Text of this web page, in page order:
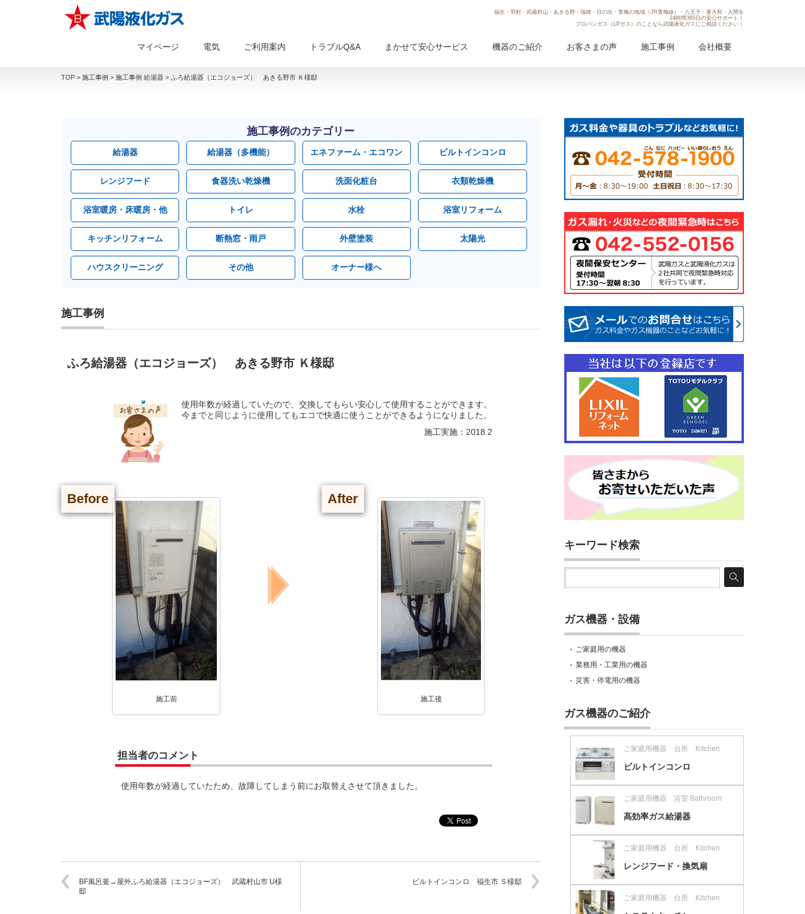
福生・羽村・武蔵村山・あきる野・瑞穂・日の出・青梅の地域（JR青梅線）・八王子・東大和・入間を
24時間365日の安心サポート！
プロパンガス（LPガス）のことなら武陽液化ガスにご相談ください！
マイページ 電気 ご利用案内 トラブルQ&A まかせて安心サービス 機器のご紹介 お客さまの声 施工事例 会社概要
TOP > 施工事例 > 施工事例 給湯器 > ふろ給湯器（エコジョーズ） あきる野市 Ｋ様邸
施工事例のカテゴリー
給湯器 給湯器（多機能） エネファーム・エコワン ビルトインコンロ
レンジフード 食器洗い乾燥機 洗面化粧台 衣類乾燥機
浴室暖房・床暖房・他 トイレ 水栓 浴室リフォーム
キッチンリフォーム 断熱窓・雨戸 外壁塗装 太陽光
ハウスクリーニング その他 オーナー様へ
施工事例
ふろ給湯器（エコジョーズ） あきる野市 Ｋ様邸
使用年数が経過していたので、交換してもらい安心して使用することができます。
今までと同じように使用してもエコで快適に使うことができるようになりました。
施工実施：2018.2
Before
施工前
After
施工後
担当者のコメント
使用年数が経過していたため、故障してしまう前にお取替えさせて頂きました。
BF風呂釜→屋外ふろ給湯器（エコジョーズ） 武蔵村山市 U様
邸
ビルトインコンロ 福生市 Ｓ様邸
キーワード検索
ガス機器・設備
ご家庭用の機器
業務用・工業用の機器
災害・停電用の機器
ガス機器のご紹介
ご家庭用機器 台所 Kitchen
ビルトインコンロ
ご家庭用機器 浴室 Bathroom
高効率ガス給湯器
ご家庭用機器 台所 Kitchen
レンジフード・換気扇
ご家庭用機器 台所 Kitchen